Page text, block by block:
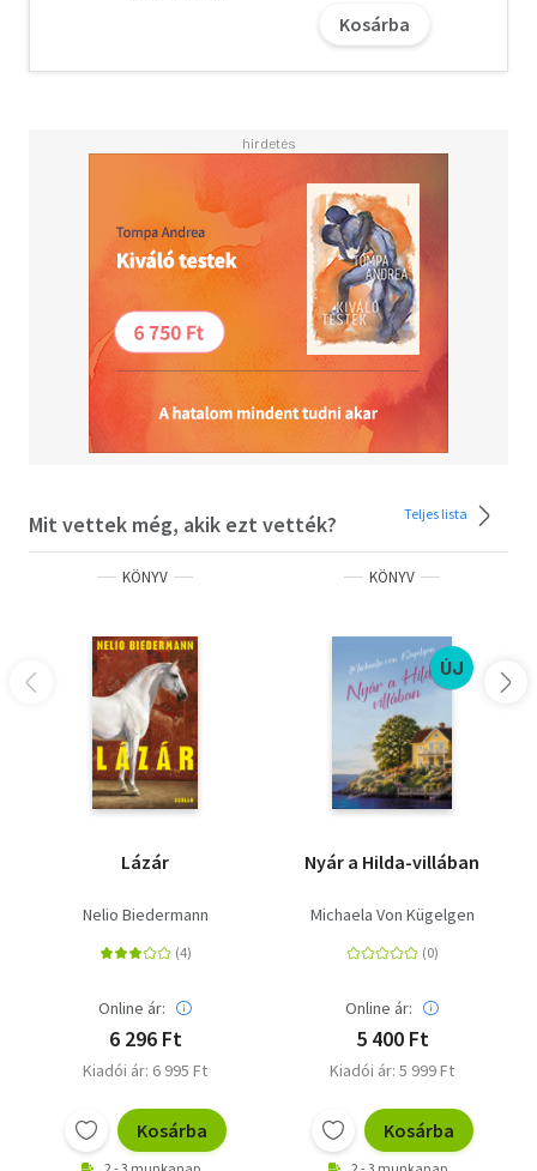
Kosárba
Mit vettek még, akik ezt vették? Teljes lista
KÖNYV
Lázár
Nelio Biedermann
Online ár:
6 296 Ft
Kiadói ár: 6 995 Ft
Kosárba
KÖNYV
ÚJ
Nyár a Hilda-villában
Michaela Von Kügelgen
Online ár:
5 400 Ft
Kiadói ár: 5 999 Ft
Kosárba